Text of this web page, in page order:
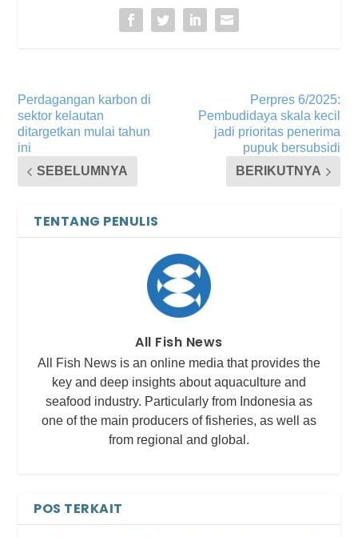
Perdagangan karbon di
sektor kelautan
ditargetkan mulai tahun
ini
SEBELUMNYA
Perpres 6/2025:
Pembudidaya skala kecil
jadi prioritas penerima
pupuk bersubsidi
BERIKUTNYA
TENTANG PENULIS
All Fish News
All Fish News is an online media that provides the
key and deep insights about aquaculture and
seafood industry. Particularly from Indonesia as
one of the main producers of fisheries, as well as
from regional and global.
POS TERKAIT